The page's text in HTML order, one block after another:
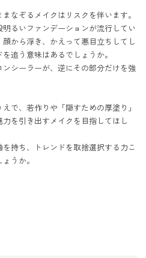
なぞるメイクはリスクを伴います。
るいファンデーションが流行してい
から浮き、かえって悪目立ちしてし
追う意味はあるでしょうか。
シーラーが、逆にその部分だけを強
で、若作りや「隠すための厚塗り」
を引き出すメイクを目指してほし
持ち、トレンドを取捨選択する力こ
うか。